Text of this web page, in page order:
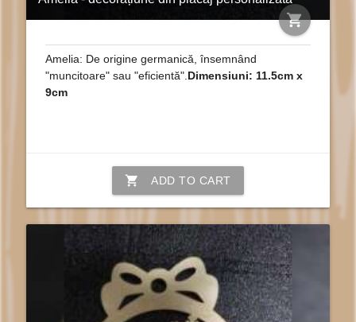
shopping_cart
Amelia: De origine germanică, însemnând
"muncitoare" sau "eficientă". Dimensiuni: 11.5cm x
9cm
shopping_cart ADD TO CART